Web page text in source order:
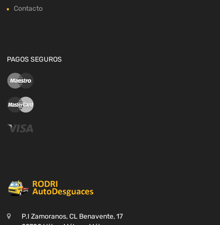
Contacto
PAGOS SEGUROS
P.I Zamoranos, CL Benavente, 17